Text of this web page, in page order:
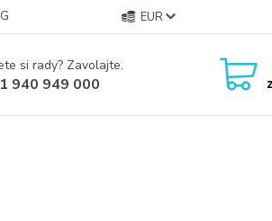
EUR
si rady? Zavolajte.
940 949 000